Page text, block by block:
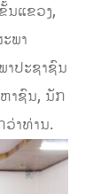
ນແຂວງ,
ພາ
າປະຊາຊົນ
າຊົນ, ນັກ
າທ່ານ.